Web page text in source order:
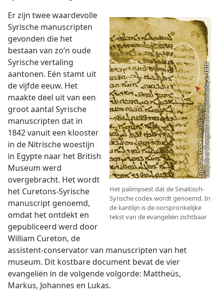
Het palimpsest dat de Sinaïtisch-
Syrische codex wordt genoemd. In
de kantlijn is de oorspronkelijke
tekst van de evangeliën zichtbaar
Er zijn twee waardevolle
Syrische manuscripten
gevonden die het
bestaan van zo’n oude
Syrische vertaling
aantonen. Eén stamt uit
de vijfde eeuw. Het
maakte deel uit van een
groot aantal Syrische
manuscripten dat in
1842 vanuit een klooster
in de Nitrische woestijn
in Egypte naar het British
Museum werd
overgebracht. Het wordt
het Curetons-Syrische
manuscript genoemd,
omdat het ontdekt en
gepubliceerd werd door
William Cureton, de
assistent-conservator van manuscripten van het
museum. Dit kostbare document bevat de vier
evangeliën in de volgende volgorde: Mattheüs,
Markus, Johannes en Lukas.